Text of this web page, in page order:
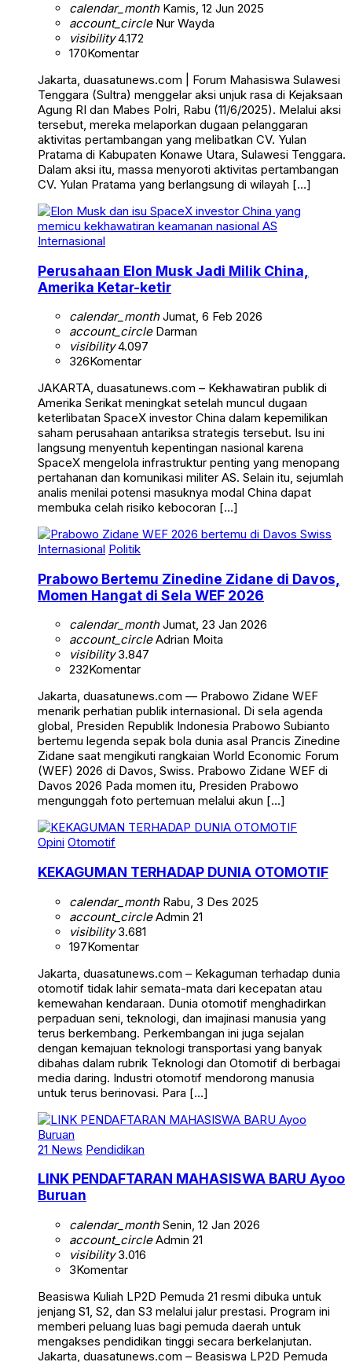
calendar_monthKamis, 12 Jun 2025
account_circleNur Wayda
visibility4.172
170Komentar
Jakarta, duasatunews.com | Forum Mahasiswa Sulawesi
Tenggara (Sultra) menggelar aksi unjuk rasa di Kejaksaan
Agung RI dan Mabes Polri, Rabu (11/6/2025). Melalui aksi
tersebut, mereka melaporkan dugaan pelanggaran
aktivitas pertambangan yang melibatkan CV. Yulan
Pratama di Kabupaten Konawe Utara, Sulawesi Tenggara.
Dalam aksi itu, massa menyoroti aktivitas pertambangan
CV. Yulan Pratama yang berlangsung di wilayah […]
Internasional
Perusahaan Elon Musk Jadi Milik China,
Amerika Ketar-ketir
calendar_monthJumat, 6 Feb 2026
account_circleDarman
visibility4.097
326Komentar
JAKARTA, duasatunews.com – Kekhawatiran publik di
Amerika Serikat meningkat setelah muncul dugaan
keterlibatan SpaceX investor China dalam kepemilikan
saham perusahaan antariksa strategis tersebut. Isu ini
langsung menyentuh kepentingan nasional karena
SpaceX mengelola infrastruktur penting yang menopang
pertahanan dan komunikasi militer AS. Selain itu, sejumlah
analis menilai potensi masuknya modal China dapat
membuka celah risiko kebocoran […]
Internasional Politik
Prabowo Bertemu Zinedine Zidane di Davos,
Momen Hangat di Sela WEF 2026
calendar_monthJumat, 23 Jan 2026
account_circleAdrian Moita
visibility3.847
232Komentar
Jakarta, duasatunews.com — Prabowo Zidane WEF
menarik perhatian publik internasional. Di sela agenda
global, Presiden Republik Indonesia Prabowo Subianto
bertemu legenda sepak bola dunia asal Prancis Zinedine
Zidane saat mengikuti rangkaian World Economic Forum
(WEF) 2026 di Davos, Swiss. Prabowo Zidane WEF di
Davos 2026 Pada momen itu, Presiden Prabowo
mengunggah foto pertemuan melalui akun […]
Opini Otomotif
KEKAGUMAN TERHADAP DUNIA OTOMOTIF
calendar_monthRabu, 3 Des 2025
account_circleAdmin 21
visibility3.681
197Komentar
Jakarta, duasatunews.com – Kekaguman terhadap dunia
otomotif tidak lahir semata-mata dari kecepatan atau
kemewahan kendaraan. Dunia otomotif menghadirkan
perpaduan seni, teknologi, dan imajinasi manusia yang
terus berkembang. Perkembangan ini juga sejalan
dengan kemajuan teknologi transportasi yang banyak
dibahas dalam rubrik Teknologi dan Otomotif di berbagai
media daring. Industri otomotif mendorong manusia
untuk terus berinovasi. Para […]
21 News Pendidikan
LINK PENDAFTARAN MAHASISWA BARU Ayoo
Buruan
calendar_monthSenin, 12 Jan 2026
account_circleAdmin 21
visibility3.016
3Komentar
Beasiswa Kuliah LP2D Pemuda 21 resmi dibuka untuk
jenjang S1, S2, dan S3 melalui jalur prestasi. Program ini
memberi peluang luas bagi pemuda daerah untuk
mengakses pendidikan tinggi secara berkelanjutan.
Jakarta, duasatunews.com – Beasiswa LP2D Pemuda